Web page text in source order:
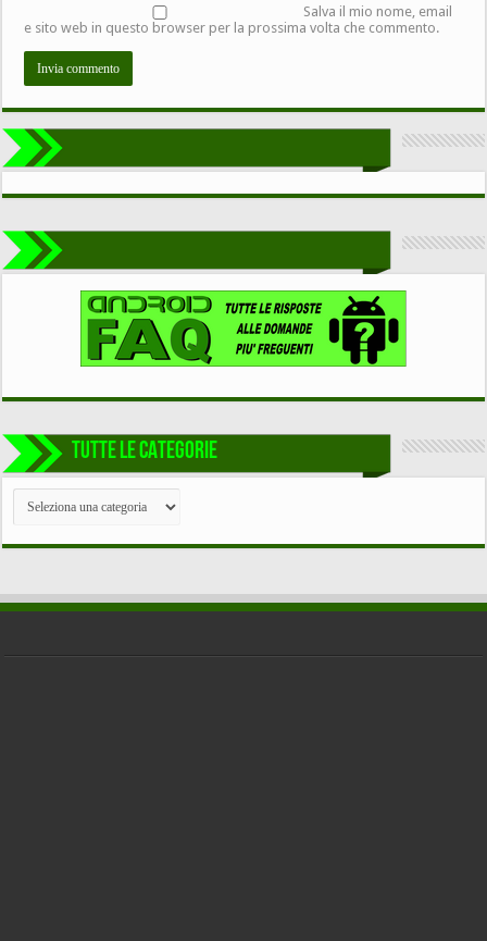
Salva il mio nome, email
e sito web in questo browser per la prossima volta che commento.
TUTTE LE CATEGORIE
TUTTE
CATEGORIE